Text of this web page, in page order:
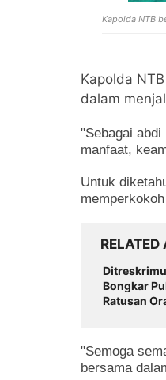
Kapolda NTB
Kapolda
dalam
"Sebagai
manfaat,
Untuk
RELATED
Bongkar
Ratusan
"Semoga
bersama